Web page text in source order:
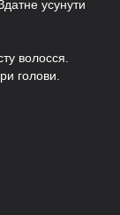
усунути
волосся.
голови.